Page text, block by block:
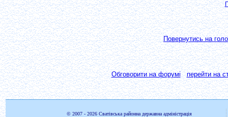
Повернутись на
Обговорити на форумі перейти на
© 2007 - 2026 Сватівська районна державна адміністрація